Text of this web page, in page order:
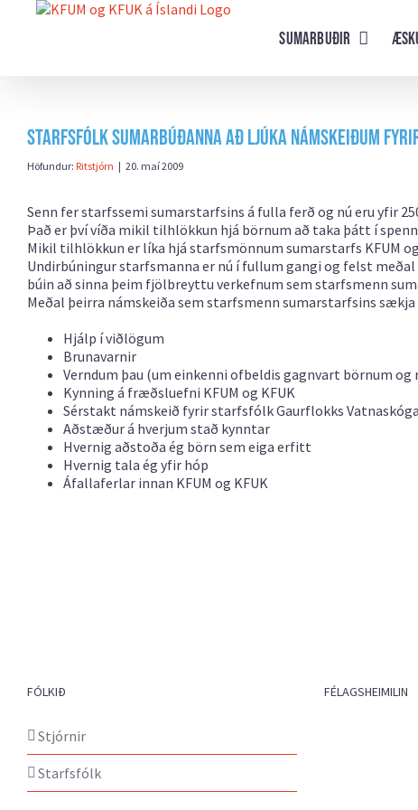
Sumarbuðir
Starfsfólk sumarbúðanna að ljúka námskeiðum
Höfundur: Ritstjórn | 20. maí 2009
Senn fer starfssemi sumarstarfsins á fulla ferð og nú eru yfir
Það er því víða mikil tilhlökkun hjá börnum að taka þátt í
Mikil tilhlökkun er líka hjá starfsmönnum sumarstarfs KFUM
Undirbúningur starfsmanna er nú í fullum gangi og felst
búin að sinna þeim fjölbreyttu verkefnum sem starfsmenn
Meðal þeirra námskeiða sem starfsmenn sumarstarfsins sækja
Hjálp í viðlögum
Brunavarnir
Verndum þau (um einkenni ofbeldis gagnvart börnum
Kynning á fræðsluefni KFUM og KFUK
Sérstakt námskeið fyrir starfsfólk Gaurflokks
Aðstæður á hverjum stað kynntar
Hvernig aðstoða ég börn sem eiga erfitt
Hvernig tala ég yfir hóp
Áfallaferlar innan KFUM og KFUK
FÓLKIÐ
Stjórnir
Starfsfólk
FÉLAGSHEIMILIN